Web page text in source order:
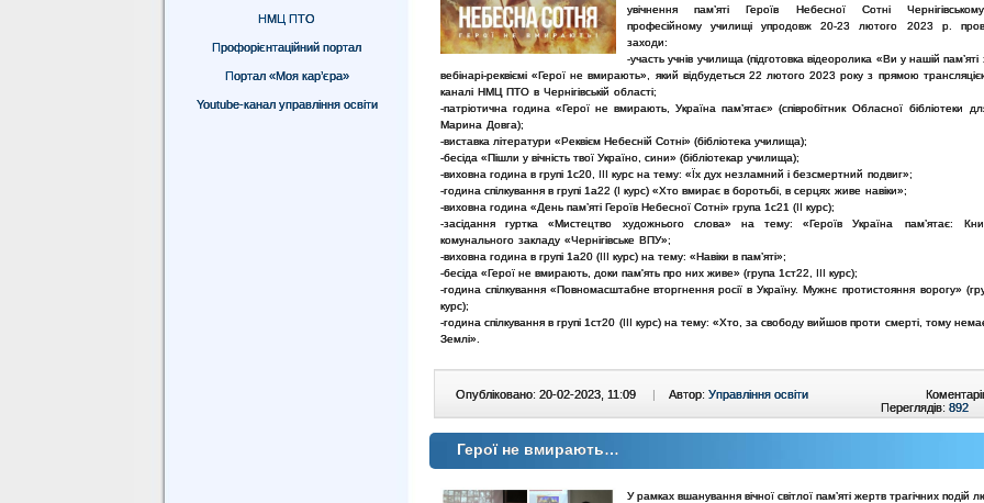
НМЦ ПТО
Профорієнтаційний портал
Портал «Моя кар’єра»
Youtube-канал управління освіти
увічнення пам’яті Героїв Небесної Сотні
професійному училищіупродовж 20-23 лютого 2023 р.
заходи:
-участь учнів училища (підготовка відеоролика «Ви у нашій пам’яті
вебінарі-реквіємі «Герої не вмирають», який відбудеться 22 лютого 2023 року з прямою
каналі НМЦ ПТО в Чернігівській області;
-патріотична година «Герої не вмирають, Україна пам’ятає» (співробітник Обласної бібліотеки
Марина Довга);
-виставка літератури «Реквієм Небесній Сотні» (бібліотека училища);
-бесіда «Пішли у вічність твої Україно, сини» (бібліотекар училища);
-виховна година в групі 1с20, ІІІ курс на тему: «Їх дух незламний і безсмертний подвиг»;
-година спілкування в групі 1а22 (І курс) «Хто вмирає в боротьбі, в серцях живе навіки»;
-виховна година «День пам’яті Героїв Небесної Сотні» група 1с21 (ІІ курс);
-засідання гуртка «Мистецтво художнього слова» на тему: «ГероївУкраїна пам’ятає:
комунального закладу «Чернігівське ВПУ»;
-виховна година в групі 1а20 (ІІІ курс) на тему: «Навіки в пам’яті»;
-бесіда «Герої не вмирають, доки пам'ять про них живе» (група 1ст22, ІІІ курс);
-година спілкування «Повномасштабне вторгнення росії в Україну. Мужнє протистояння ворогу»
курс);
-година спілкування в групі 1ст20 (ІІІ курс) на тему: «Хто, за свободу вийшов проти смерті, тому
Землі».
Опубліковано: 20-02-2023, 11:09 | Автор: Управління освіти
Переглядів: 892
Герої не вмирають…
У рамках вшанування вічної світлої пам’яті жертв трагічних подій